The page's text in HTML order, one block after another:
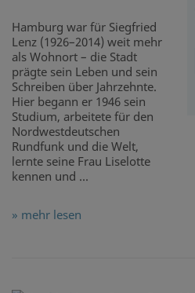
Hamburg war für Siegfried
Lenz (1926–2014) weit mehr
als Wohnort – die Stadt
prägte sein Leben und sein
Schreiben über Jahrzehnte.
Hier begann er 1946 sein
Studium, arbeitete für den
Nordwestdeutschen
Rundfunk und die Welt,
lernte seine Frau Liselotte
kennen und ...
» mehr lesen